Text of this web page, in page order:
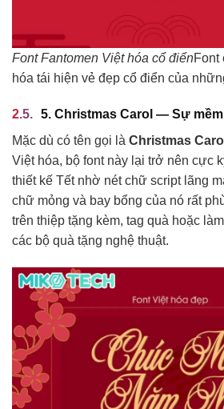
Font Fantomen Việt hóa cổ điểnFont
hóa tái hiện vẻ đẹp cổ điển của
5. Christmas Carol — Sự
Mặc dù có tên gọi là Christmas Carol
Việt hóa, bộ font này lại trở nên cực
thiết kế Tết nhờ nét chữ script lãng
chữ mỏng và bay bổng của nó rất
trên thiệp tặng kèm, tag quà hoặc
các bộ quà tặng nghệ thuật.